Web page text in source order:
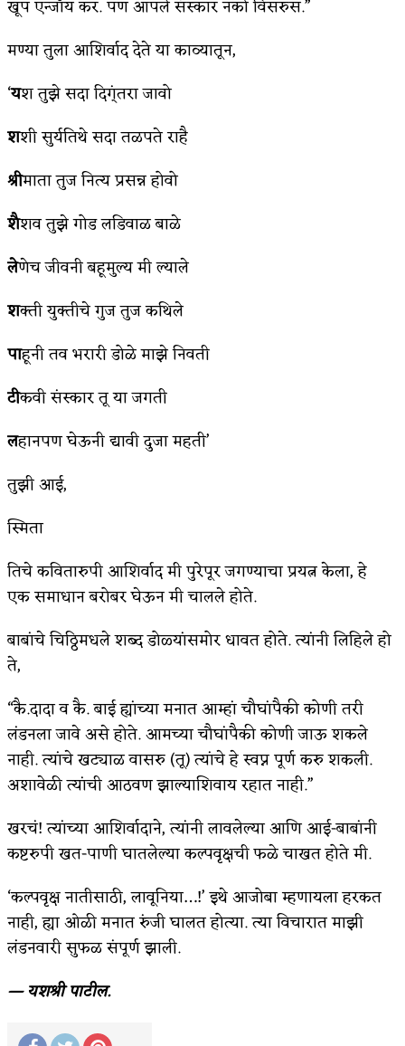
खूप एन्जॉय कर. पण आपले संस्कार नको विसरुस.”
मण्या तुला आशिर्वाद देते या काव्यातून,
‘यश तुझे सदा दिग्ंतरा जावो
शशी सुर्यतिथे सदा तळपते राहै
श्रीमाता तुज नित्य प्रसन्न होवो
शैशव तुझे गोड लडिवाळ बाळे
लेणेच जीवनी बहूमुल्य मी ल्याले
शक्ती युक्तीचे गुज तुज कथिले
पाहूनी तव भरारी डोळे माझे निवती
टीकवी संस्कार तू या जगती
लहानपण घेऊनी द्यावी दुजा महती’
तुझी आई,
स्मिता
तिचे कवितारुपी आशिर्वाद मी पुरेपूर जगण्याचा प्रयत्न केला, हे
एक समाधान बरोबर घेऊन मी चालले होते.
बाबांचे चिठ्ठिमधले शब्द डोळ्यांसमोर धावत होते. त्यांनी लिहिले हो
ते,
“कै.दादा व कै. बाई ह्यांच्या मनात आम्हां चौघांपैकी कोणी तरी
लंडनला जावे असे होते. आमच्या चौघांपैकी कोणी जाऊ शकले
नाही. त्यांचे खट्याळ वासरु (तू) त्यांचे हे स्वप्न पूर्ण करु शकली.
अशावेळी त्यांची आठवण झाल्याशिवाय रहात नाही.”
खरचं! त्यांच्या आशिर्वादाने, त्यांनी लावलेल्या आणि आई-बाबांनी
कष्टरुपी खत-पाणी घातलेल्या कल्पवृक्षची फळे चाखत होते मी.
‘कल्पवृक्ष नातीसाठी, लावूनिया…!’ इथे आजोबा म्हणायला हरकत
नाही, ह्या ओळी मनात रुंजी घालत होत्या. त्या विचारात माझी
लंडनवारी सुफळ संपूर्ण झाली.
— यशश्रीपाटील.